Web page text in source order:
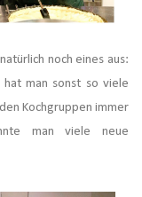
noch eines aus:
hat man sonst so viele
Kochgruppen immer
man viele neue